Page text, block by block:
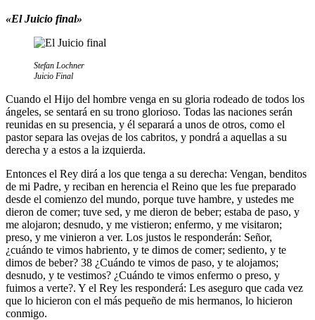
«El Juicio final»
Stefan Lochner
Juicio Final
Cuando el Hijo del hombre venga en su gloria rodeado de todos los
ángeles, se sentará en su trono glorioso. Todas las naciones serán
reunidas en su presencia, y él separará a unos de otros, como el
pastor separa las ovejas de los cabritos, y pondrá a aquellas a su
derecha y a estos a la izquierda.
Entonces el Rey dirá a los que tenga a su derecha: Vengan, benditos
de mi Padre, y reciban en herencia el Reino que les fue preparado
desde el comienzo del mundo, porque tuve hambre, y ustedes me
dieron de comer; tuve sed, y me dieron de beber; estaba de paso, y
me alojaron; desnudo, y me vistieron; enfermo, y me visitaron;
preso, y me vinieron a ver. Los justos le responderán: Señor,
¿cuándo te vimos habriento, y te dimos de comer; sediento, y te
dimos de beber? 38 ¿Cuándo te vimos de paso, y te alojamos;
desnudo, y te vestimos? ¿Cuándo te vimos enfermo o preso, y
fuimos a verte?. Y el Rey les responderá: Les aseguro que cada vez
que lo hicieron con el más pequeño de mis hermanos, lo hicieron
conmigo.